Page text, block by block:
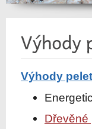
Výhody pelet
Dřevěné